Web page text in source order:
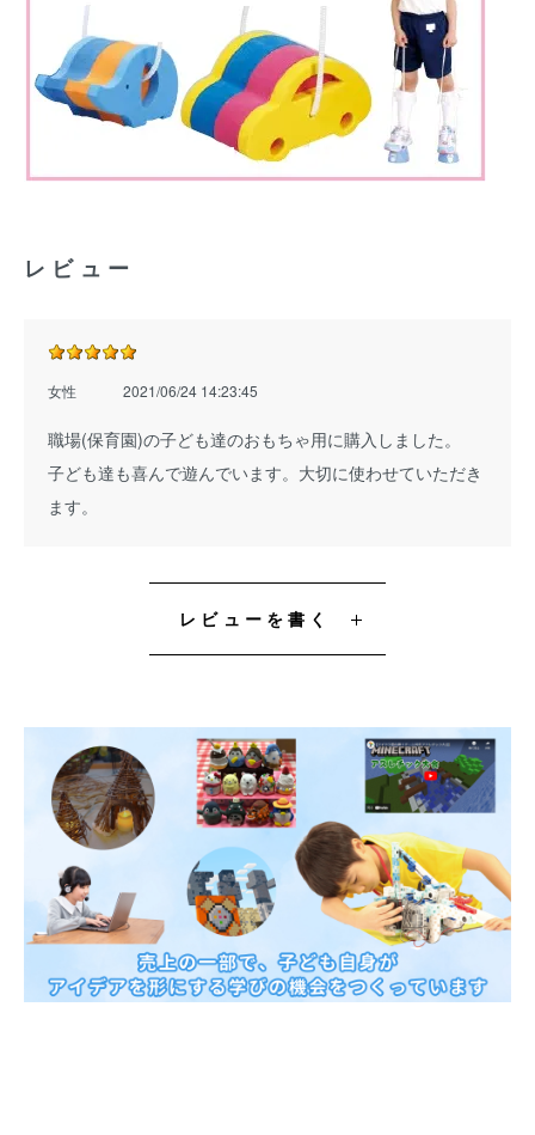
レビュー
女性 2021/06/24 14:23:45
職場(保育園)の子ども達のおもちゃ用に購入しました。
子ども達も喜んで遊んでいます。大切に使わせていただき
ます。
レビューを書く